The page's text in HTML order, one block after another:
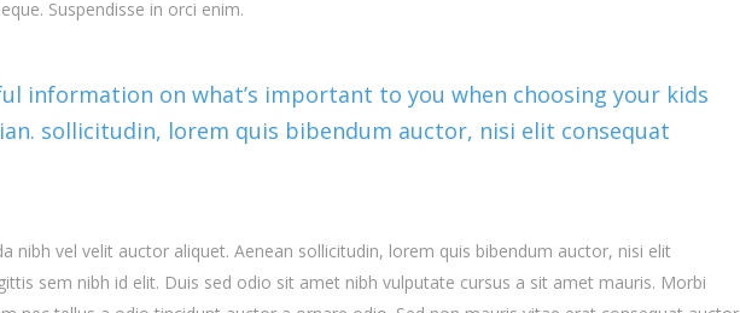
Suspendisse in orci enim.
information on what’s important to you when choosing your kids
sollicitudin, lorem quis bibendum auctor, nisi elit consequat
nibh vel velit auctor aliquet. Aenean sollicitudin, lorem quis bibendum auctor, nisi elit
sem nibh id elit. Duis sed odio sit amet nibh vulputate cursus a sit amet mauris. Morbi